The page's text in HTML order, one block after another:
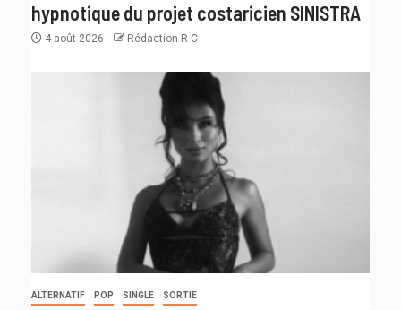
hypnotique du projet costaricien SINISTRA
4 août 2026 Rédaction R C
ALTERNATIF POP SINGLE SORTIE